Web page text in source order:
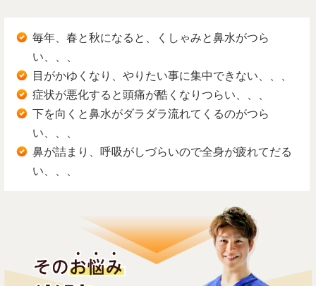
毎年、春と秋になると、くしゃみと鼻水がつら
い、、、
目がかゆくなり、やりたい事に集中できない、、、
症状が悪化すると頭痛が酷くなりつらい、、、
下を向くと鼻水がダラダラ流れてくるのがつら
い、、、
鼻が詰まり、呼吸がしづらいので全身が疲れてだる
い、、、